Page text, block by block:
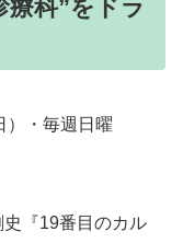
科”をドラ
）・毎週日曜
史『19番目のカル